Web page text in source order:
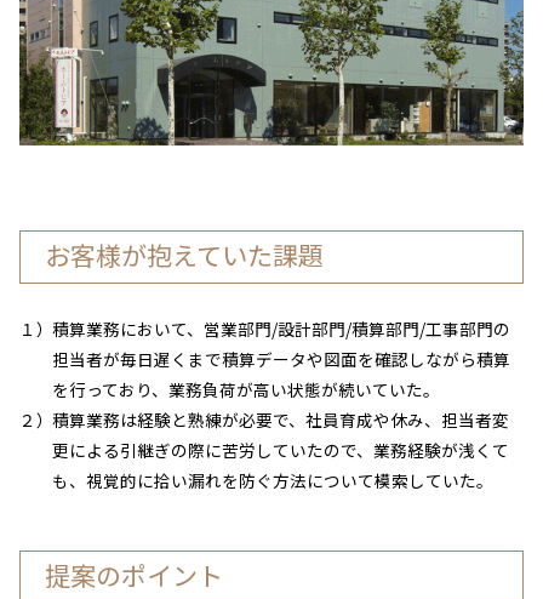
お客様が抱えていた課題
１）積算業務において、営業部門/設計部門/積算部門/工事部門の
担当者が毎日遅くまで積算データや図面を確認しながら積算
を行っており、業務負荷が高い状態が続いていた。
２）積算業務は経験と熟練が必要で、社員育成や休み、担当者変
更による引継ぎの際に苦労していたので、業務経験が浅くて
も、視覚的に拾い漏れを防ぐ方法について模索していた。
提案のポイント